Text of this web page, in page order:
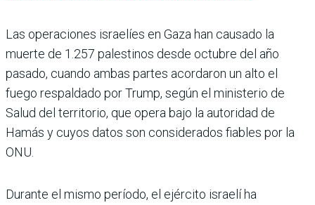
Las operaciones israelíes en Gaza han causado la
muerte de 1.257 palestinos desde octubre del año
pasado, cuando ambas partes acordaron un alto el
fuego respaldado por Trump, según el ministerio de
Salud del territorio, que opera bajo la autoridad de
Hamás y cuyos datos son considerados fiables por la
ONU.
Durante el mismo período, el ejército israelí ha